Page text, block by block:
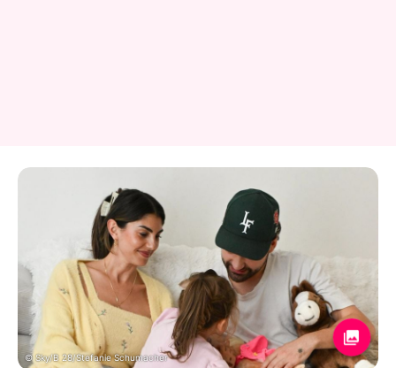
© Sky/B 28/Stefanie Schumacher